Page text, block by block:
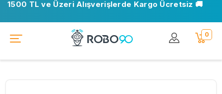
1500 TL ve Üzeri Alışverişlerde Kargo Ücretsiz 🚚
0